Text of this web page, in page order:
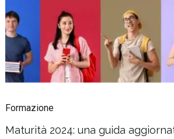
Formazione
Maturità 2024: una guida